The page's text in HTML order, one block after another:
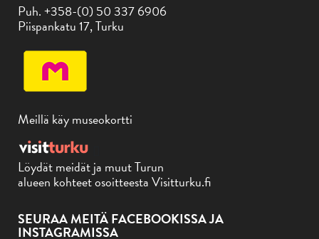
Puh. +358-(0) 50 337 6906
Piispankatu 17, Turku
Meillä käy museokortti
Löydät meidät ja muut Turun
alueen kohteet osoitteesta Visitturku.fi
SEURAA MEITÄ FACEBOOKISSA JA
INSTAGRAMISSA